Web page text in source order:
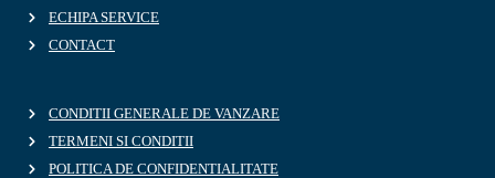
ECHIPA SERVICE
CONTACT
CONDITII GENERALE DE VANZARE
TERMENI SI CONDITII
POLITICA DE CONFIDENTIALITATE